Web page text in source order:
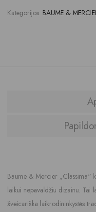
Kategorijos: BAUME &
Baume & Mercier „Classima“
laikui nepavaldžiu dizainu. Tai
šveicariška laikrodininkystės